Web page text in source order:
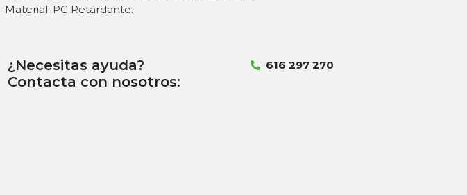
-Material: PC Retardante.
¿Necesitas ayuda?
Contacta con nosotros:
616 297 270